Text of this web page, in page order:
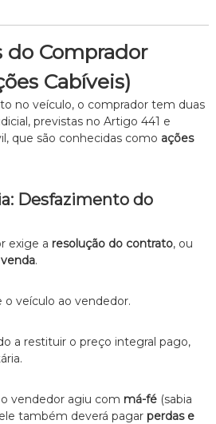
Comprador
Cabíveis)
no veículo, o comprador tem duas
previstas no Artigo 441 e
que são conhecidas como ações
Desfazimento do
exige a resolução do contrato, ou
.
veículo ao vendedor.
a restituir o preço integral pago,
vendedor agiu com má-fé(sabia
também deverá pagar perdas e